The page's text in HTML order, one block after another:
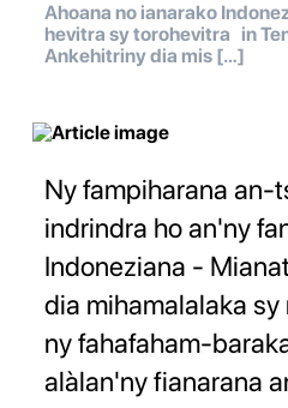
Ahoana no ianarako
hevitra sy torohevitra in
Ankehitriny dia mis […]
Ny fampiharana an-
indrindra ho an'ny
Indoneziana -
dia mihamalalaka sy
ny fahafaham-
alàlan'ny fianarana